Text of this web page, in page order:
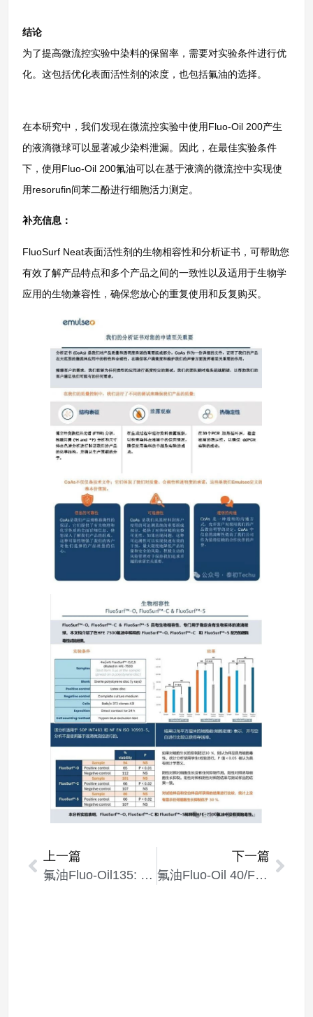
结论
为了提高微流控实验中染料的保留率，需要对实验条件进行优
化。这包括优化表面活性剂的浓度，也包括氟油的选择。
在本研究中，我们发现在微流控实验中使用Fluo-Oil 200产生
的液滴微球可以显著减少染料泄漏。因此，在最佳实验条件
下，使用Fluo-Oil 200氟油可以在基于液滴的微流控中实现使
用resorufin间苯二酚进行细胞活力测定。
补充信息：
FluoSurf Neat表面活性剂的生物相容性和分析证书，可帮助您
有效了解产品特点和多个产品之间的一致性以及适用于生物学
应用的生物兼容性，确保您放心的重复使用和反复购买。
上一篇
氟油Fluo-Oil135: 3M Novec HFE7500氟油/电子氟化液的代替者
下一篇
氟油Fluo-Oil 40/FC40挥发性的简单测试